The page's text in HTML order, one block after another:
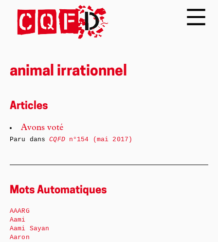
animal irrationnel
Articles
Avons voté
Paru dansCQFDn°154 (mai 2017)
Mots Automatiques
AAARG
Aami
Aami Sayan
Aaron